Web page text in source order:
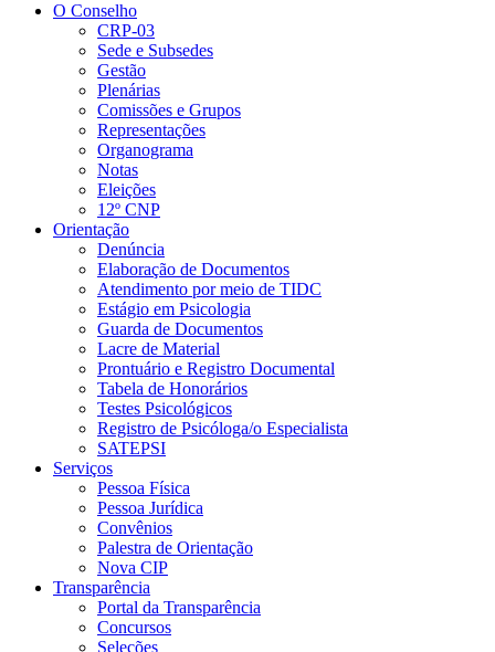
O Conselho
CRP-03
Sede e Subsedes
Gestão
Plenárias
Comissões e Grupos
Representações
Organograma
Notas
Eleições
12º CNP
Orientação
Denúncia
Elaboração de Documentos
Atendimento por meio de TIDC
Estágio em Psicologia
Guarda de Documentos
Lacre de Material
Prontuário e Registro Documental
Tabela de Honorários
Testes Psicológicos
Registro de Psicóloga/o Especialista
SATEPSI
Serviços
Pessoa Física
Pessoa Jurídica
Convênios
Palestra de Orientação
Nova CIP
Transparência
Portal da Transparência
Concursos
Seleções